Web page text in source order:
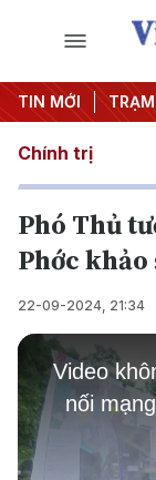
TIN MỚIdịch 500
Chính trị
Phó Thủ
Phớc
22-09-2024, 21:34
This
modal
window.
Video
nối